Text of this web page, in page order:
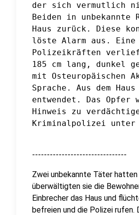
der sich vermutlich
Beiden in
Haus zurück. Diese
löste Alarm aus.
Polizeikräften
185 cm lang, dunkel
mit Osteuropäischen
Sprache. Aus dem
entwendet. Das
Hinweis zu
--------------------------------
Zwei unbekannte Täter hatten
überwältigten sie die
Einbrecher das Haus und
befreien und die Polizei